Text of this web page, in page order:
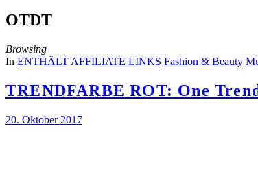
OTDT
Browsing
In ENTHÄLT AFFILIATE LINKS Fashion & Beauty
TRENDFARBE ROT: One
20. Oktober 2017